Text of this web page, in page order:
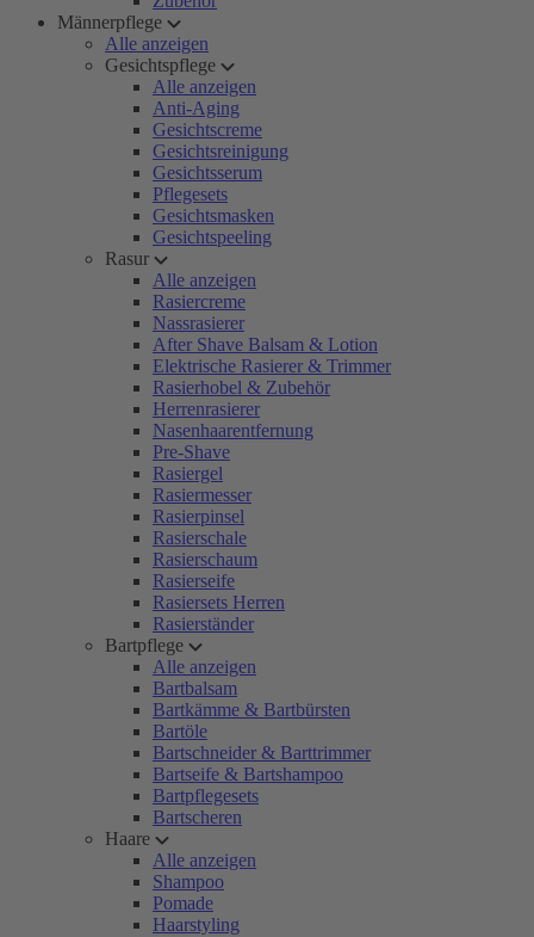
Männerpflege
Alle anzeigen
Gesichtspflege
Alle anzeigen
Anti-Aging
Gesichtscreme
Gesichtsreinigung
Gesichtsserum
Pflegesets
Gesichtsmasken
Gesichtspeeling
Rasur
Alle anzeigen
Rasiercreme
Nassrasierer
After Shave Balsam & Lotion
Elektrische Rasierer & Trimmer
Rasierhobel & Zubehör
Herrenrasierer
Nasenhaarentfernung
Pre-Shave
Rasiergel
Rasiermesser
Rasierpinsel
Rasierschale
Rasierschaum
Rasierseife
Rasiersets Herren
Rasierständer
Bartpflege
Alle anzeigen
Bartbalsam
Bartkämme & Bartbürsten
Bartöle
Bartschneider & Barttrimmer
Bartseife & Bartshampoo
Bartpflegesets
Bartscheren
Haare
Alle anzeigen
Shampoo
Pomade
Haarstyling